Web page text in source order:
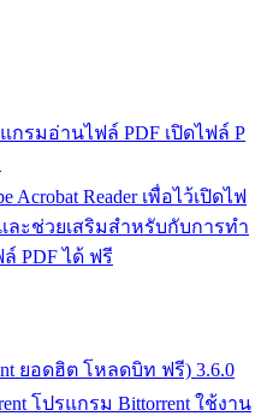
แกรมอ่านไฟล์ PDF เปิดไฟล์ P
Reader เพื่อไว้เปิดไฟ
ละช่วยเสริมสำหรับกับการทำ
PDF ได้ ฟรี
ยอดฮิต โหลดบิท ฟรี) 3.6.0
โปรแกรม Bittorrent ใช้งาน